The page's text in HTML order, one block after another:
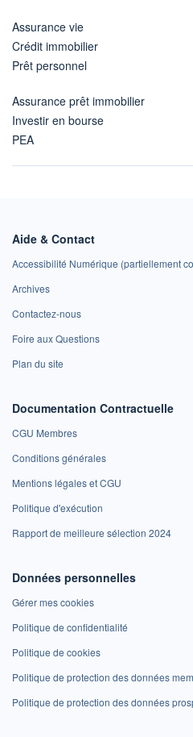
Assurance vie
Crédit immobilier
Prêt personnel
Assurance prêt immobilier
Investir en bourse
PEA
Aide & Contact
Accessibilité Numérique (partiellement
Archives
Contactez-nous
Foire aux Questions
Plan du site
Documentation Contractuelle
CGU Membres
Conditions générales
Mentions légales et CGU
Politique d'exécution
Rapport de meilleure sélection 2024
Données personnelles
Gérer mes cookies
Politique de confidentialité
Politique de cookies
Politique de protection des données
Politique de protection des données